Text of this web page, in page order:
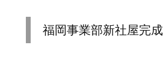
福岡事業部新社屋完